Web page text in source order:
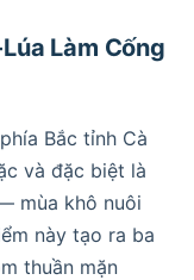
Làm Cống
Bắc tỉnh Cà
và đặc biệt là
mùa khô nuôi
này tạo ra ba
thuần mặn